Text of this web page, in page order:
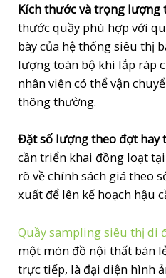
Kích thước và trọng lượng
thước quầy phù hợp với
bày của hệ thống siêu thị
lượng toàn bộ khi lắp ráp
nhân viên có thể vận
thông thường.
Đặt số lượng theo đợt hay
cần triển khai đồng loạt
rõ về chính sách giá theo
xuất để lên kế hoạch hậu
Quầy sampling siêu thị di
một món đồ nội thất bán
trực tiếp, là đại diện hình